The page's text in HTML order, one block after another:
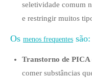
seletividade comum
e restringir muitos
Os menos frequentes são:
Transtorno de
comer substâncias